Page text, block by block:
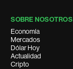
SOBRE NOSOTROS
Economía
Mercados
Dólar Hoy
Actualidad
Cripto